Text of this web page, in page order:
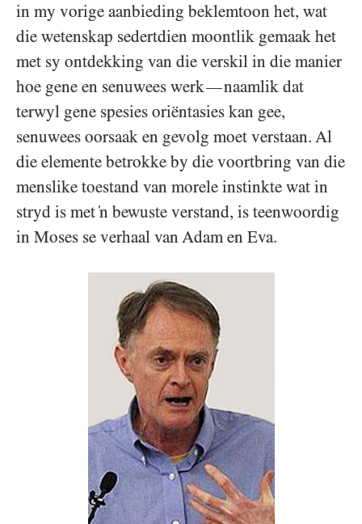
in my vorige aanbieding beklemtoon het, wat
die wetenskap sedertdien moontlik gemaak het
met sy ontdekking van die verskil in die manier
hoe gene en senuwees werk—naamlik dat
terwyl gene spesies oriëntasies kan gee,
senuwees oorsaak en gevolg moet verstaan. Al
die elemente betrokke by die voortbring van die
menslike toestand van morele instinkte wat in
stryd is met ‘n bewuste verstand, is teenwoordig
in Moses se verhaal van Adam en Eva.